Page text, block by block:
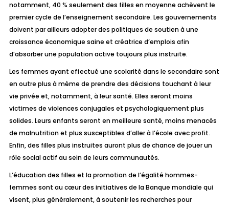
notamment, 40 % seulement des filles en moyenne achèvent le
premier cycle de l’enseignement secondaire. Les gouvernements
doivent par ailleurs adopter des politiques de soutien à une
croissance économique saine et créatrice d’emplois afin
d’absorber une population active toujours plus instruite.
Les femmes ayant effectué une scolarité dans le secondaire sont
en outre plus à même de prendre des décisions touchant à leur
vie privée et, notamment, à leur santé. Elles seront moins
victimes de violences conjugales et psychologiquement plus
solides. Leurs enfants seront en meilleure santé, moins menacés
de malnutrition et plus susceptibles d’aller à l’école avec profit.
Enfin, des filles plus instruites auront plus de chance de jouer un
rôle social actif au sein de leurs communautés.
L’éducation des filles et la promotion de l’égalité hommes-
femmes sont au cœur des initiatives de la Banque mondiale qui
visent, plus généralement, à soutenir les recherches pour